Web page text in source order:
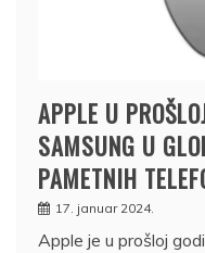
APPLE U
SAMSUNG U
PAMETNIH
17. januar 2024.
Apple je u prošloj